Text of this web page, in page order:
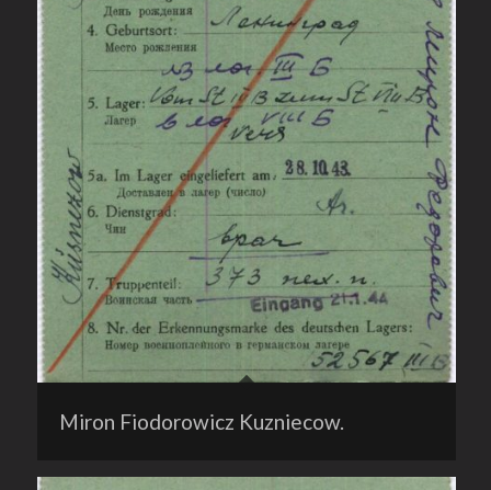
Miron Fiodorowicz Kuzniecow.